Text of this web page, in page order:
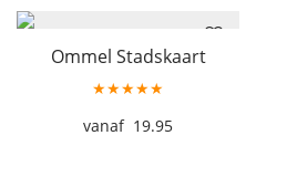
Ommel Stadskaart
★★★★★
19.95